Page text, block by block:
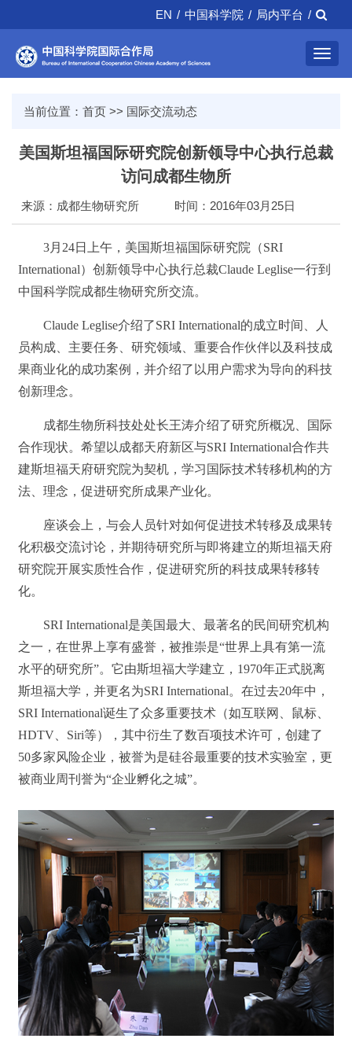
EN / 中国科学院 / 局内平台 /
当前位置： 首页 >> 国际交流动态
美国斯坦福国际研究院创新领导中心执行总裁
访问成都生物所
来源：成都生物研究所 时间：2016年03月25日
3月24日上午，美国斯坦福国际研究院（SRI
International）创新领导中心执行总裁Claude Leglise一行到
中国科学院成都生物研究所交流。
Claude Leglise介绍了SRI International的成立时间、人
员构成、主要任务、研究领域、重要合作伙伴以及科技成
果商业化的成功案例，并介绍了以用户需求为导向的科技
创新理念。
成都生物所科技处处长王涛介绍了研究所概况、国际
合作现状。希望以成都天府新区与SRI International合作共
建斯坦福天府研究院为契机，学习国际技术转移机构的方
法、理念，促进研究所成果产业化。
座谈会上，与会人员针对如何促进技术转移及成果转
化积极交流讨论，并期待研究所与即将建立的斯坦福天府
研究院开展实质性合作，促进研究所的科技成果转移转
化。
SRI International是美国最大、最著名的民间研究机构
之一，在世界上享有盛誉，被推崇是“世界上具有第一流
水平的研究所”。它由斯坦福大学建立，1970年正式脱离
斯坦福大学，并更名为SRI International。在过去20年中，
SRI International诞生了众多重要技术（如互联网、鼠标、
HDTV、Siri等），其中衍生了数百项技术许可，创建了
50多家风险企业，被誉为是硅谷最重要的技术实验室，更
被商业周刊誉为“企业孵化之城”。